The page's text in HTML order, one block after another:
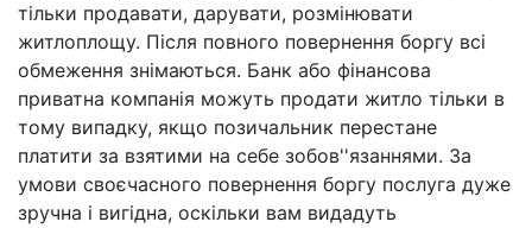
тільки продавати, дарувати, розмінювати
житлоплощу. Після повного повернення боргу всі
обмеження знімаються. Банк або фінансова
приватна компанія можуть продати житло тільки в
тому випадку, якщо позичальник перестане
платити за взятими на себе зобов''язаннями. За
умови своєчасного повернення боргу послуга дуже
зручна і вигідна, оскільки вам видадуть